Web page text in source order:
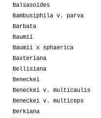
Balsasoides
Bambusiphila v. parva
Barbata
Baumii
Baumii x sphaerica
Baxteriana
Bellisiana
Beneckei
Beneckei v. multicaulis
Beneckei v. multiceps
Berkiana